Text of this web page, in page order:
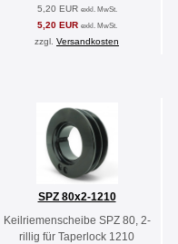
5,20 EUR exkl. MwSt.
5,20 EUR exkl. MwSt.
zzgl. Versandkosten
SPZ 80x2-1210
Keilriemenscheibe SPZ 80, 2-
rillig für Taperlock 1210